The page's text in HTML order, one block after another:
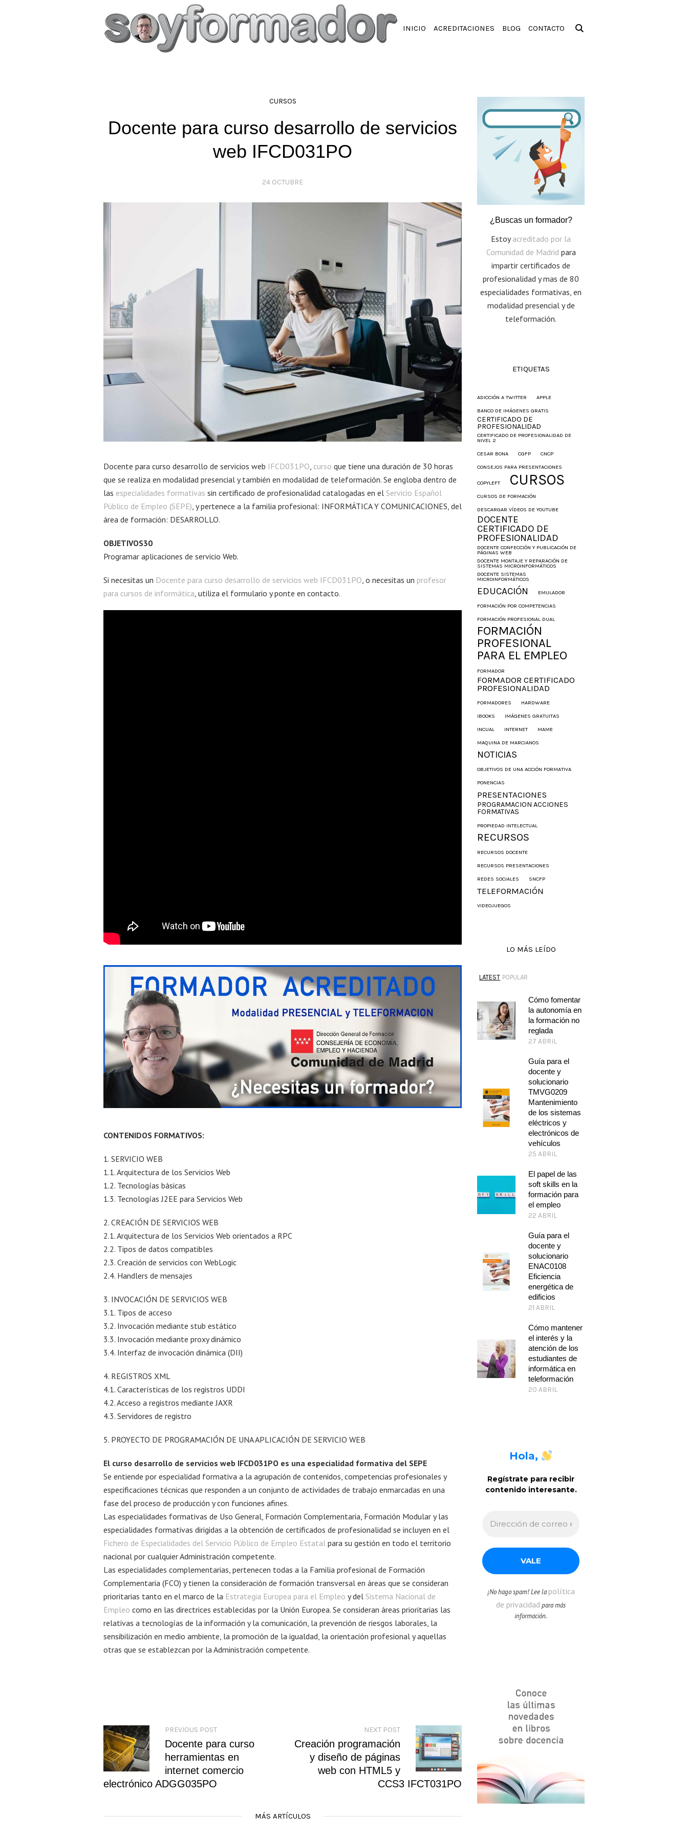
INICIO ACREDITACIONES BLOG CONTACTO
CURSOS
Docente para curso desarrollo de servicios
web IFCD031PO
24 OCTUBRE
Docente para curso desarrollo de servicios web IFCD031PO curso que tiene una duración de 30 horas
que se realiza en modalidad presencial y también en modalidad de teleformación. Se engloba dentro de
las especialidades formativas sin certificado de profesionalidad catalogadas en el Servicio Español
Público de Empleo (SEPE) , y pertenece a la familia profesional: INFORMÁTICA Y COMUNICACIONES, del
área de formación: DESARROLLO.
OBJETIVOS30
Programar aplicaciones de servicio Web.
Si necesitas un Docente para curso desarrollo de servicios web IFCD031PO , o necesitas un profesor
para cursos de informática , utiliza el formulario y ponte en contacto.
CONTENIDOS FORMATIVOS:
1. SERVICIO WEB
1.1. Arquitectura de los Servicios Web
1.2. Tecnologías básicas
1.3. Tecnologías J2EE para Servicios Web
2. CREACIÓN DE SERVICIOS WEB
2.1. Arquitectura de los Servicios Web orientados a RPC
2.2. Tipos de datos compatibles
2.3. Creación de servicios con WebLogic
2.4. Handlers de mensajes
3. INVOCACIÓN DE SERVICIOS WEB
3.1. Tipos de acceso
3.2. Invocación mediante stub estático
3.3. Invocación mediante proxy dinámico
3.4. Interfaz de invocación dinámica (DII)
4. REGISTROS XML
4.1. Características de los registros UDDI
4.2. Acceso a registros mediante JAXR
4.3. Servidores de registro
5. PROYECTO DE PROGRAMACIÓN DE UNA APLICACIÓN DE SERVICIO WEB
El curso desarrollo de servicios web IFCD031PO es una especialidad formativa del SEPE
Se entiende por especialidad formativa a la agrupación de contenidos, competencias profesionales y
especificaciones técnicas que responden a un conjunto de actividades de trabajo enmarcadas en una
fase del proceso de producción y con funciones afines.
Las especialidades formativas de Uso General, Formación Complementaria, Formación Modular y las
especialidades formativas dirigidas a la obtención de certificados de profesionalidad se incluyen en el
Fichero de Especialidades del Servicio Público de Empleo Estatal para su gestión en todo el territorio
nacional por cualquier Administración competente.
Las especialidades complementarias, pertenecen todas a la Familia profesional de Formación
Complementaria (FCO) y tienen la consideración de formación transversal en áreas que se consideran
prioritarias tanto en el marco de la Estrategia Europea para el Empleo y del Sistema Nacional de
Empleo como en las directrices establecidas por la Unión Europea. Se consideran áreas prioritarias las
relativas a tecnologías de la información y la comunicación, la prevención de riesgos laborales, la
sensibilización en medio ambiente, la promoción de la igualdad, la orientación profesional y aquellas
otras que se establezcan por la Administración competente.
PREVIOUS POST
Docente para curso
herramientas en
internet comercio
electrónico ADGG035PO
NEXT POST
Creación programación
y diseño de páginas
web con HTML5 y
CCS3 IFCT031PO
MÁS ARTÍCULOS
¿Buscas un formador?
Estoyacreditado por la
Comunidad de Madrid para
impartir certificados de
profesionalidad y mas de 80
especialidades formativas, en
modalidad presencial y de
teleformación.
ETIQUETAS
ADICCIÓN A TWITTER
APPLE
BANCO DE IMÁGENES GRATIS
CERTIFICADO DE
PROFESIONALIDAD
CERTIFICADO DE PROFESIONALIDAD DE
NIVEL 2
CESAR BONA
CGFP
CNCP
CONSEJOS PARA PRESENTACIONES
COPYLEFT CURSOS
CURSOS DE FORMACIÓN
DESCARGAR VÍDEOS DE YOUTUBE
DOCENTE
CERTIFICADO DE
PROFESIONALIDAD
DOCENTE CONFECCIÓN Y PUBLICACIÓN DE
PÁGINAS WEB
DOCENTE MONTAJE Y REPARACIÓN DE
SISTEMAS MICROINFORMÁTICOS
DOCENTE SISTEMAS
MICROINFORMÁTICOS
EDUCACIÓN
EMULADOR
FORMACIÓN POR COMPETENCIAS
FORMACIÓN PROFESIONAL DUAL
FORMACIÓN
PROFESIONAL
PARA EL EMPLEO
FORMADOR
FORMADOR CERTIFICADO
PROFESIONALIDAD
FORMADORES
HARDWARE
IBOOKS
IMÁGENES GRATUITAS
INCUAL
INTERNET
MAME
MAQUINA DE MARCIANOS
NOTICIAS
OBJETIVOS DE UNA ACCIÓN FORMATIVA
PONENCIAS
PRESENTACIONES
PROGRAMACION ACCIONES
FORMATIVAS
PROPIEDAD INTELECTUAL
RECURSOS
RECURSOS DOCENTE
RECURSOS PRESENTACIONES
REDES SOCIALES
SNCFP
TELEFORMACIÓN
VIDEOJUEGOS
LO MÁS LEÍDO
LATEST POPULAR
Cómo fomentar
la autonomía en
la formación no
reglada
27 ABRIL
Guía para el
docente y
solucionario
TMVG0209
Mantenimiento
de los sistemas
eléctricos y
electrónicos de
vehículos
25 ABRIL
El papel de las
soft skills en la
formación para
el empleo
22 ABRIL
Guía para el
docente y
solucionario
ENAC0108
Eficiencia
energética de
edificios
21 ABRIL
Cómo mantener
el interés y la
atención de los
estudiantes de
informática en
teleformación
20 ABRIL
Hola,
Regístrate para recibir
contenido interesante.
¡No hago spam! Lee la política
de privacidad para más
información.